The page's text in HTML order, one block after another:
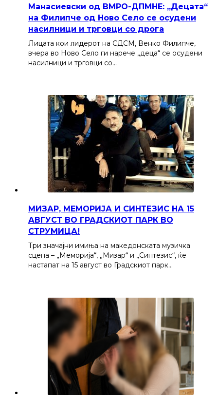
Манасиевски од ВМРО-ДПМНЕ: „Децата“
на Филипче од Ново Село се осудени
насилници и трговци со дрога
Лицата кои лидерот на СДСМ, Венко Филипче,
вчера во Ново Село ги нарече „деца“ се осудени
насилници и трговци со…
МИЗАР, МЕМОРИЈА И СИНТЕЗИС НА 15
АВГУСТ ВО ГРАДСКИОТ ПАРК ВО
СТРУМИЦА!
Три значајни имиња на македонската музичка
сцена – „Меморија“, „Мизар“ и „Синтезис“, ќе
настапат на 15 август во Градскиот парк…